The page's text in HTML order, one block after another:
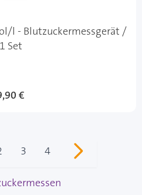
l - Blutzuckermessgerät /
1 Set
€
gerade Seite
Seite
3 Seite
4